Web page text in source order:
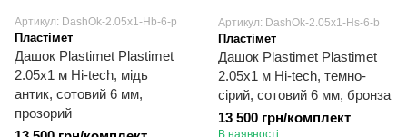
Артикул: DashOk-2.05x1-Hb-6-p
Пластімет
Дашок Plastimet Plastimet
2.05x1 м Hi-tech, мідь
антик, сотовий 6 мм,
прозорий
Артикул: DashOk-2.05x1-Hs-6-b
Пластімет
Дашок Plastimet Plastimet
2.05x1 м Hi-tech, темно-
сірий, сотовий 6 мм, бронза
13 500 грн/комплект
В наявності